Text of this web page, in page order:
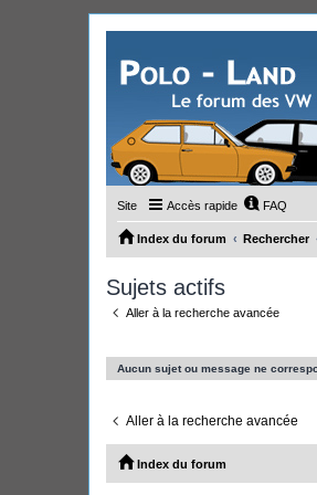
Site Accès rapide FAQ
Index du forum Rechercher
Sujets actifs
Aller à la recherche avancée
Aucun sujet ou message ne
Aller à la recherche avancée
Index du forum